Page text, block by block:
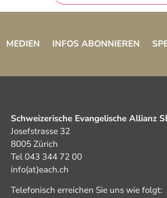
MEDIEN INFOS ABONNIEREN
Schweizerische Evangelische Allianz
Josefstrasse 32
8005 Zürich
Tel 043 344 72 00
info(at)each.ch
Telefonisch erreichen Sie uns wie folgt: